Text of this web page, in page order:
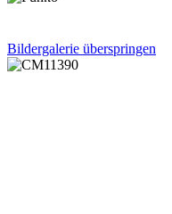
Bildergalerie überspringen